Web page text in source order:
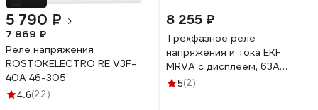
5 790 ₽
7 869 ₽
Реле напряжения
ROSTOKELECTRO RE V3F-
40A 46-305
4.6(22)
8 255 ₽
Трехфазное реле
напряжения и тока EKF
MRVA с дисплеем, 63A
MRVA-3-63A-v2
5(2)